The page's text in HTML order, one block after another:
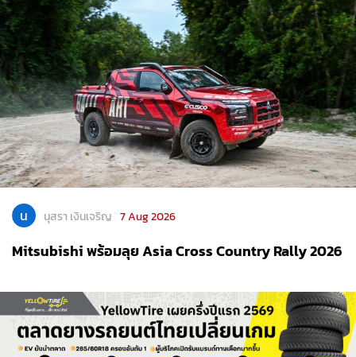
น นุสรา เงินเจริญ 7 Aug 2026
Mitsubishi พร้อมลุย Asia Cross Country Rally 2026